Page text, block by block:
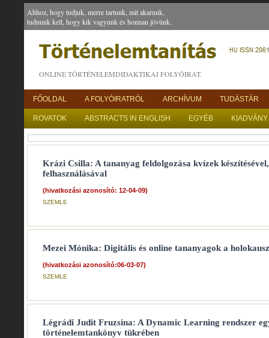
Ahhoz, hogy tudjuk, merre tartunk, mit akarunk,
tudnunk kell, hogy kik vagyunk és honnan jövünk.
ONLINE TÖRTÉNELEMDIDAKTIKAI FOLYÓIRAT.
FŐOLDAL A FOLYÓIRATRÓL ARCHÍVUM TUDÁSTÁR
ROVATOK ABSTRACTS IN ENGLISH EGYÉB
Krázi Csilla: A tananyag feldolgozása kvízek
felhasználásával
(hivatkozási azonosító: 12-04-09)
SZEMLE
Mezei Mónika: Digitális és online tananyagok a
(hivatkozási azonosító:06-03-07)
SZEMLE
Légrádi Judit Fruzsina: A Dynamic Learning rendszer
történelemtankönyv tükrében